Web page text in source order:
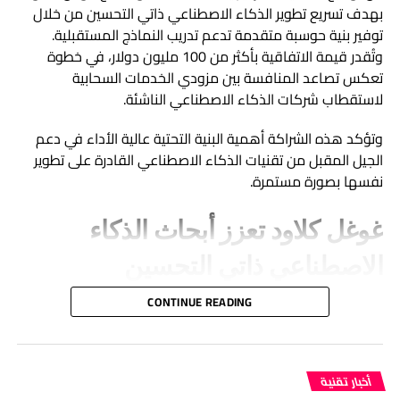
كلود يضيف لوحة ذكية لمتابعة الاستخدام وتعزيز التوازن
الرقمي
هل تصبح طريقة المشي بصمة رقمية الذكاء الاصطناعي
يفتح بابًا جديدًا للتعرف على الأشخاص
مرتبط باستغلال الأطفال
بهدف تسريع تطوير الذكاء الاصطناعي ذاتي التحسين من خلال
توفير بنية حوسبة متقدمة تدعم تدريب النماذج المستقبلية.
وتُقدر قيمة الاتفاقية بأكثر من 100 مليون دولار، في خطوة
تعكس تصاعد المنافسة بين مزودي الخدمات السحابية
لاستقطاب شركات الذكاء الاصطناعي الناشئة.
وتؤكد هذه الشراكة أهمية البنية التحتية عالية الأداء في دعم
الجيل المقبل من تقنيات الذكاء الاصطناعي القادرة على تطوير
نفسها بصورة مستمرة.
غوغل كلاود تعزز أبحاث الذكاء
بموجب الاتفاق، ستحصل Mirendil على موارد ضخمة من غوغل
كلاود تشمل شرائح TPU المخصصة لتطبيقات الذكاء
الاصطناعي، إلى جانب وحدات معالجة الرسومات Nvidia GPU
وعناقيد تدريب مُدارة، ما يمنح الشركة إمكانات كبيرة لتطوير
تقنيات الذكاء الاصطناعي ذاتي التحسين.
CONTINUE READING
أخبار تقنية